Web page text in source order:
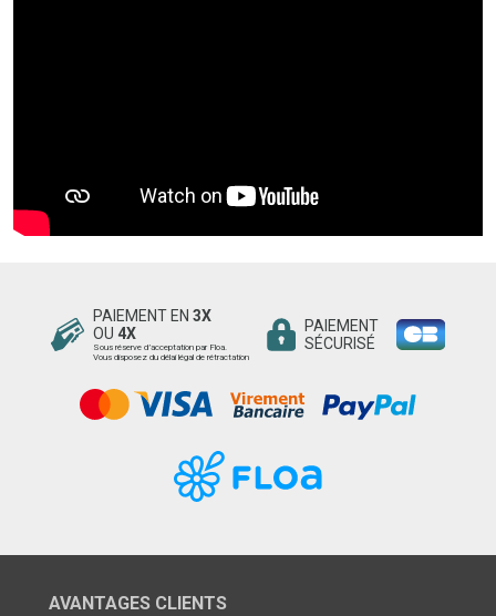
PAIEMENT EN 3X
OU 4X
Sous réserve d’acceptation par Floa.
Vous disposez du délai légal de rétractation
PAIEMENT
SÉCURISÉ
AVANTAGES CLIENTS